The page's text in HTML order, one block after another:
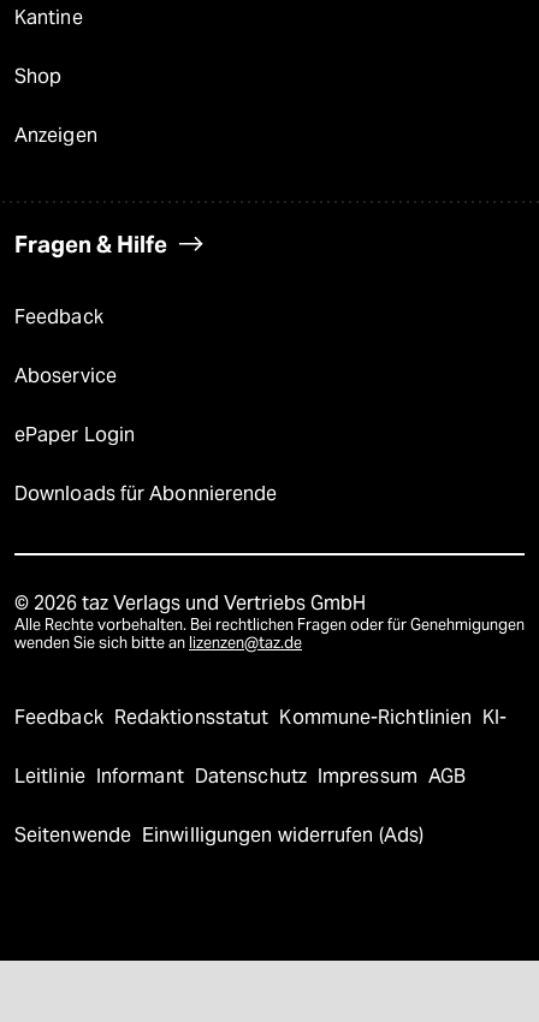
Kantine
Shop
Anzeigen
Fragen & Hilfe
Feedback
Aboservice
ePaper Login
Downloads für Abonnierende
© 2026 taz Verlags und Vertriebs GmbH
Alle Rechte vorbehalten. Bei rechtlichen Fragen oder für Genehmigungen
wenden Sie sich bitte an lizenzen@taz.de
Feedback Redaktionsstatut Kommune-Richtlinien KI-
Leitlinie Informant Datenschutz Impressum AGB
Seitenwende Einwilligungen widerrufen (Ads)